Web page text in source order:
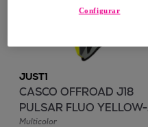
JUST1
CASCO OFFROAD J18
PULSAR FLUO YELLOW-
Multicolor
Configurar